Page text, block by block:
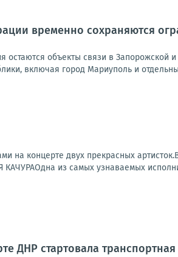
временно сохраняются
остаются объекты связи в Запорожской
включая город Мариуполь и
на концерте двух прекрасных
из самых узнаваемых
ДНР стартовала